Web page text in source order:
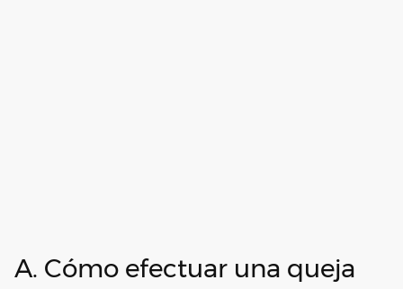
A. Cómo efectuar una queja